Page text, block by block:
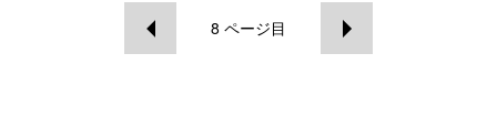
8 ページ目